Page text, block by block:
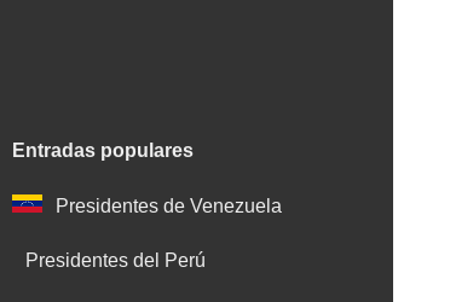
Entradas populares
Presidentes de Venezuela
Presidentes del Perú